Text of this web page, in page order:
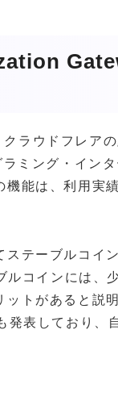
ラウドフレア
ミング・イン
機能は、利用実
テーブルコイ
コインには、
トがあると説
発表しており、